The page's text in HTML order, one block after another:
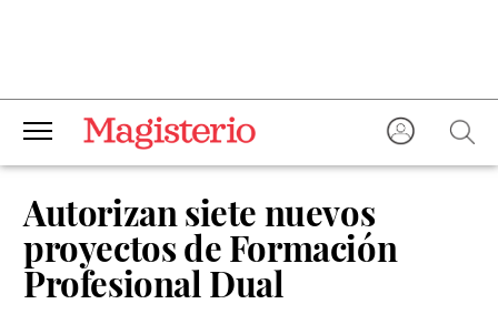
Autorizan siete nuevos
proyectos de Formación
Profesional Dual